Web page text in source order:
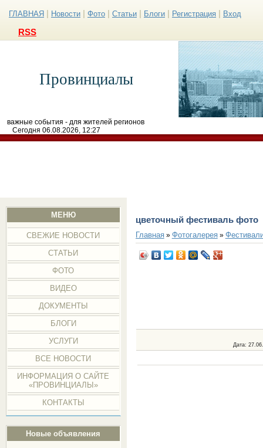
ГЛАВНАЯ Новости Фото Статьи Блоги Регистрация Вход
RSS
Провинциалы
важные события - для жителей регионов
Сегодня 06.08.2026, 12:27
МЕНЮ
СВЕЖИЕ НОВОСТИ
СТАТЬИ
ФОТО
ВИДЕО
ДОКУМЕНТЫ
БЛОГИ
УСЛУГИ
ВСЕ НОВОСТИ
ИНФОРМАЦИЯ О САЙТЕ
«ПРОВИНЦИАЛЫ»
КОНТАКТЫ
Новые объявления
цветочный фестиваль фото
Главная» Фотогалерея»
Дата: